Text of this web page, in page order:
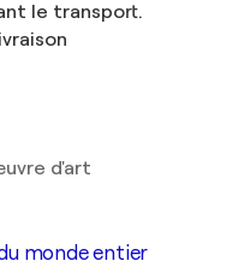
le transport.
d'art
monde entier